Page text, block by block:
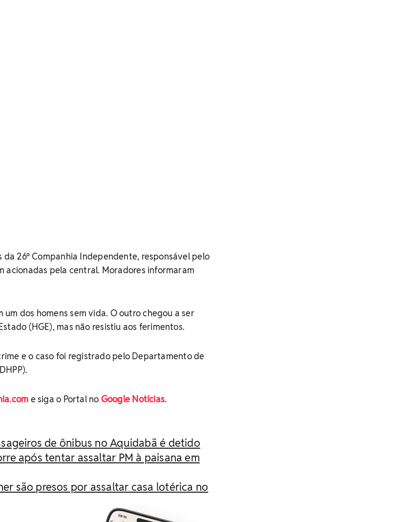
da 26ª Companhia Independente, responsável pelo
acionadas pela central. Moradores informaram
dos homens sem vida. O outro chegou a ser
(HGE), mas não resistiu aos ferimentos.
e o caso foi registrado pelo Departamento de
e siga o Portal no Google Notícias.
de ônibus no Aquidabã é detido
após tentar assaltar PM à paisana em
são presos por assaltar casa lotérica no